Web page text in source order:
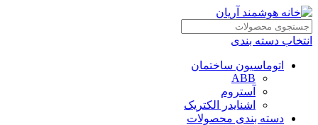
انتخاب دسته بندی
اتوماسیون ساختمان
ABB
آستروم
اشنایدر الکتریک
دسته بندی محصولات